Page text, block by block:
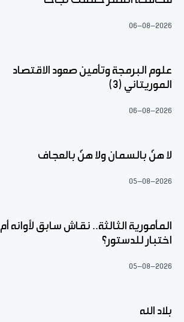
06-08-2026
علوم البرمجة وتأمين صعود الاقتصاد
الموريتاني (3)
06-08-2026
لا هنّ بالسمان ولا هنّ بالعجاف
05-08-2026
المأمورية الثالثة.. نقاش سابق لأوانه أم
اختبار للدستور؟
05-08-2026
بلاد الله